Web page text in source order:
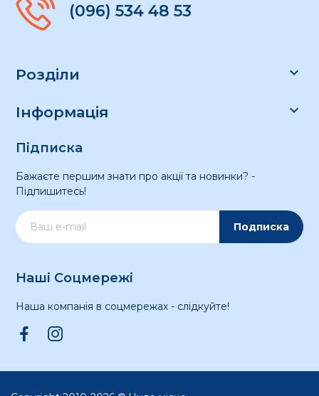
(096) 534 48 53
Розділи 
Інформація 
Підписка
Бажаєте першим знати про акції та новинки? -
Підпишитесь!
Подписка
Наші Соцмережі
Наша компанія в соцмережах - слідкуйте!